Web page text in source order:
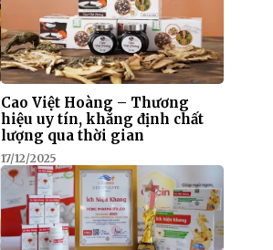
Cao Việt Hoàng – Thương
hiệu uy tín, khẳng định chất
lượng qua thời gian
17/12/2025